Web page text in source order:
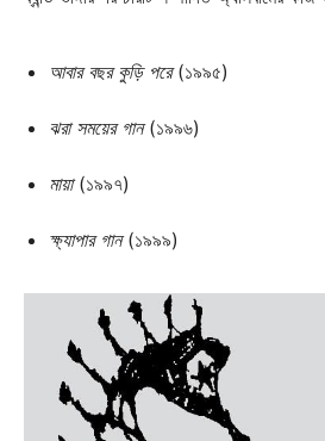
আবার বছর কুড়ি পরে(১৯৯৫)
ঝরা সময়ের গান(১৯৯৬)
মায়া(১৯৯৭)
ক্ষ্যাপার গান(১৯৯৯)